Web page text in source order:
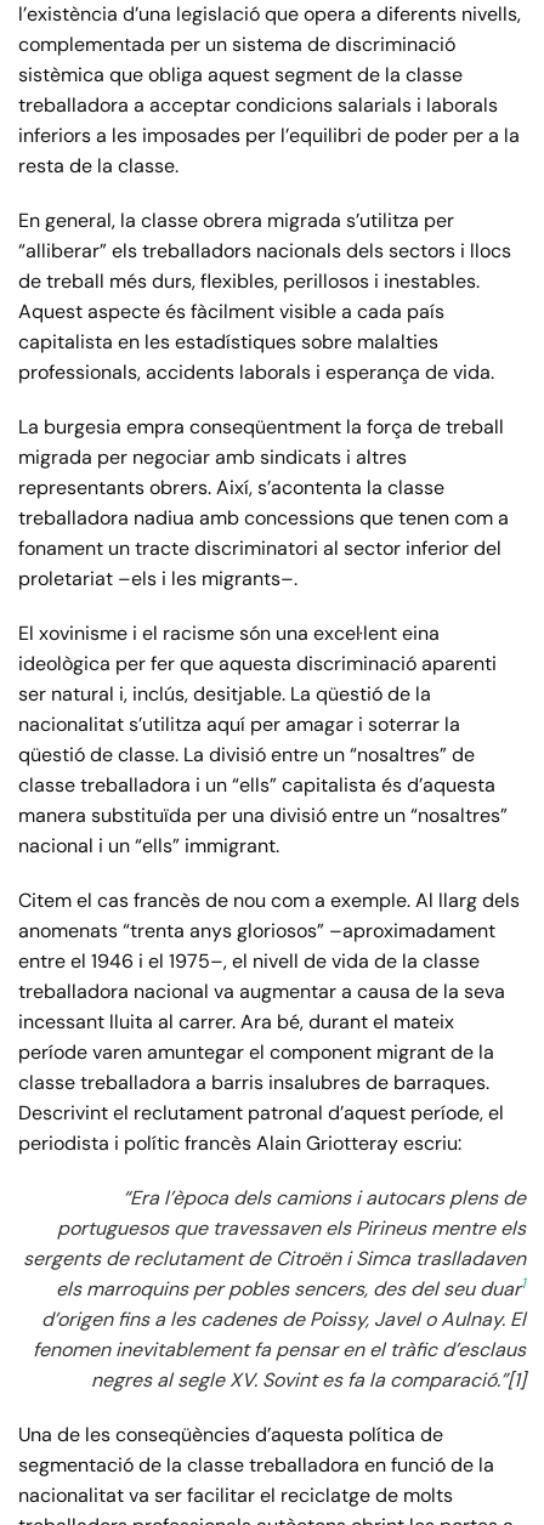
l’existència d’una legislació que opera a diferents nivells,
complementada per un sistema de discriminació
sistèmica que obliga aquest segment de la classe
treballadora a acceptar condicions salarials i laborals
inferiors a les imposades per l’equilibri de poder per a la
resta de la classe.
En general, la classe obrera migrada s’utilitza per
“alliberar” els treballadors nacionals dels sectors i llocs
de treball més durs, flexibles, perillosos i inestables.
Aquest aspecte és fàcilment visible a cada país
capitalista en les estadístiques sobre malalties
professionals, accidents laborals i esperança de vida.
La burgesia empra conseqüentment la força de treball
migrada per negociar amb sindicats i altres
representants obrers. Així, s’acontenta la classe
treballadora nadiua amb concessions que tenen com a
fonament un tracte discriminatori al sector inferior del
proletariat –els i les migrants–.
El xovinisme i el racisme són una excel·lent eina
ideològica per fer que aquesta discriminació aparenti
ser natural i, inclús, desitjable. La qüestió de la
nacionalitat s’utilitza aquí per amagar i soterrar la
qüestió de classe. La divisió entre un “nosaltres” de
classe treballadora i un “ells” capitalista és d’aquesta
manera substituïda per una divisió entre un “nosaltres”
nacional i un “ells” immigrant.
Citem el cas francès de nou com a exemple. Al llarg dels
anomenats “trenta anys gloriosos” –aproximadament
entre el 1946 i el 1975–, el nivell de vida de la classe
treballadora nacional va augmentar a causa de la seva
incessant lluita al carrer. Ara bé, durant el mateix
període varen amuntegar el component migrant de la
classe treballadora a barris insalubres de barraques.
Descrivint el reclutament patronal d’aquest període, el
periodista i polític francès Alain Griotteray escriu:
“Era l’època dels camions i autocars plens de
portuguesos que travessaven els Pirineus mentre els
sergents de reclutament de Citroën i Simca traslladaven
els marroquins per pobles sencers, des del seu duar1
d’origen fins a les cadenes de Poissy, Javel o Aulnay. El
fenomen inevitablement fa pensar en el tràfic d’esclaus
negres al segle XV. Sovint es fa la comparació.”[1]
Una de les conseqüències d’aquesta política de
segmentació de la classe treballadora en funció de la
nacionalitat va ser facilitar el reciclatge de molts